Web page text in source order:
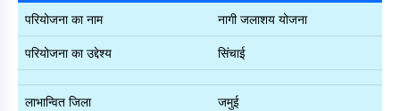
परियोजना का नाम
नागी जलाशय योजना
परियोजना का उद्देश्य
सिंचाई
लाभान्वित जिला
जमुई